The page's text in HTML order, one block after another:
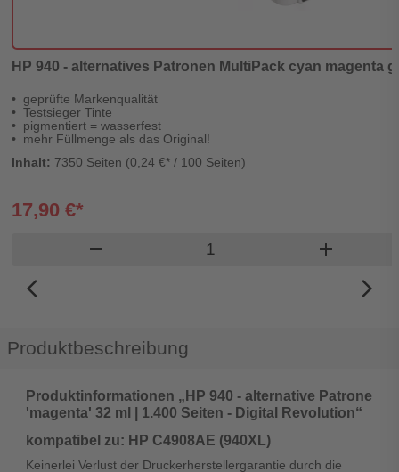
HP 940 - alternatives Patronen MultiPack cyan magenta
geprüfte Markenqualität
Testsieger Tinte
pigmentiert = wasserfest
mehr Füllmenge als das Original!
Inhalt: 7350 Seiten (0,24 €* / 100 Seiten)
17,90 €*
remove Produkt Warenkorb Menge
add
arrow_back_ios_new
arrow_forward_ios
Produktbeschreibung
Produktinformationen „HP 940 - alternative Patrone
'magenta' 32 ml | 1.400 Seiten - Digital Revolution“
kompatibel zu: HP C4908AE (940XL)
Keinerlei Verlust der Druckerherstellergarantie durch die